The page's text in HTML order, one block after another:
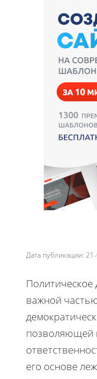
Дата публикации:
Политическое
важной
позволяющей
его основе